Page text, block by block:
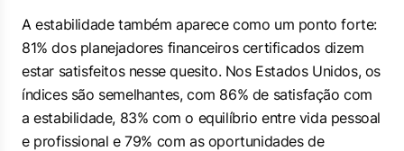
A estabilidade também aparece como um ponto forte:
81% dos planejadores financeiros certificados dizem
estar satisfeitos nesse quesito. Nos Estados Unidos, os
índices são semelhantes, com 86% de satisfação com
a estabilidade, 83% com o equilíbrio entre vida pessoal
e profissional e 79% com as oportunidades de